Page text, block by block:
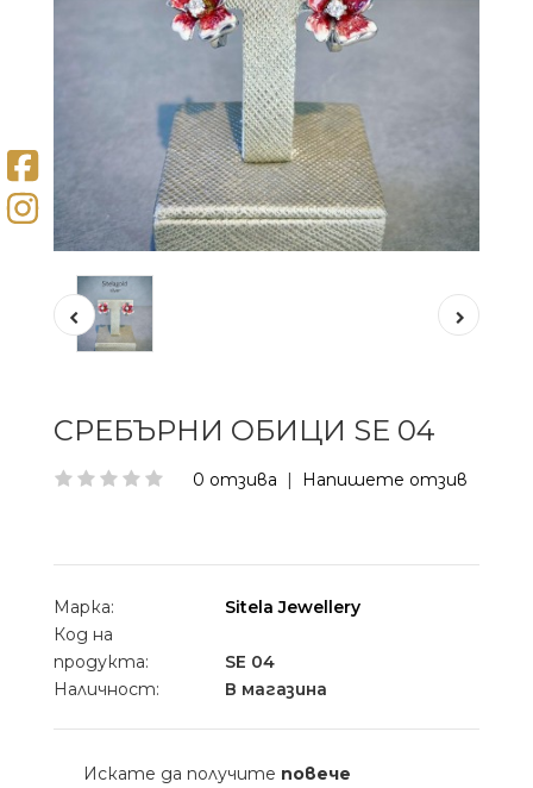
СРЕБЪРНИ ОБИЦИ SE 04
0 отзива | Напишете отзив
Марка:
Sitela Jewellery
Код на
продукта:
SE 04
Наличност:
В магазина
Искате да получите повече